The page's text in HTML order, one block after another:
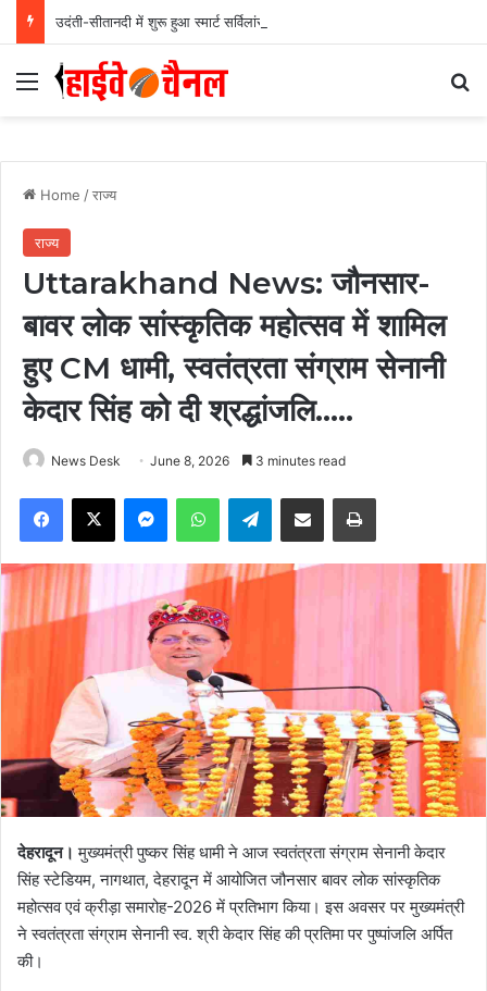
Menu
Home /राज्य
राज्य
Uttarakhand News: जौनसार-
बावर लोक सांस्कृतिक महोत्सव में शामिल
हुए CM धामी, स्वतंत्रता संग्राम सेनानी
केदार सिंह को दी श्रद्धांजलि…..
News Desk June 8, 2026 3 minutes read
Facebook
X MessengerWhatsAppTelegramShare via Email Print
देहरादून।मुख्यमंत्री पुष्कर सिंह धामी ने आज स्वतंत्रता संग्राम सेनानी केदार
सिंह स्टेडियम, नागथात, देहरादून में आयोजित जौनसार बावर लोक सांस्कृतिक
महोत्सव एवं क्रीड़ा समारोह-2026 में प्रतिभाग किया। इस अवसर पर मुख्यमंत्री
ने स्वतंत्रता संग्राम सेनानी स्व. श्री केदार सिंह की प्रतिमा पर पुष्पांजलि अर्पित
की।